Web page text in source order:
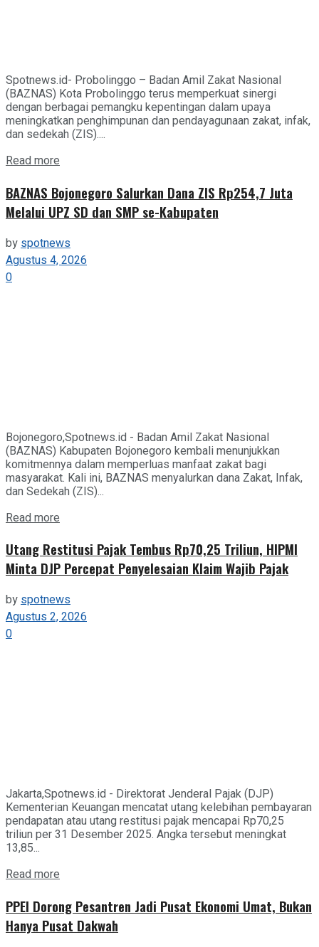
Spotnews.id- Probolinggo – Badan Amil Zakat Nasional
(BAZNAS) Kota Probolinggo terus memperkuat sinergi
dengan berbagai pemangku kepentingan dalam upaya
meningkatkan penghimpunan dan pendayagunaan zakat, infak,
dan sedekah (ZIS)....
Read more
BAZNAS Bojonegoro Salurkan Dana ZIS Rp254,7 Juta
Melalui UPZ SD dan SMP se-Kabupaten
by spotnews
Agustus 4, 2026
0
Bojonegoro,Spotnews.id - Badan Amil Zakat Nasional
(BAZNAS) Kabupaten Bojonegoro kembali menunjukkan
komitmennya dalam memperluas manfaat zakat bagi
masyarakat. Kali ini, BAZNAS menyalurkan dana Zakat, Infak,
dan Sedekah (ZIS)...
Read more
Utang Restitusi Pajak Tembus Rp70,25 Triliun, HIPMI
Minta DJP Percepat Penyelesaian Klaim Wajib Pajak
byspotnews
Agustus 2, 2026
0
Jakarta,Spotnews.id - Direktorat Jenderal Pajak (DJP)
Kementerian Keuangan mencatat utang kelebihan pembayaran
pendapatan atau utang restitusi pajak mencapai Rp70,25
triliun per 31 Desember 2025. Angka tersebut meningkat
13,85...
Read more
PPEI Dorong Pesantren Jadi Pusat Ekonomi Umat, Bukan
Hanya Pusat Dakwah